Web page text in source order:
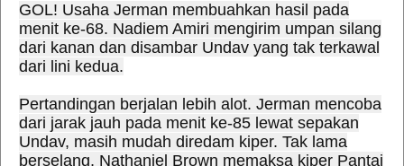
GOL! Usaha Jerman membuahkan hasil pada
menit ke-68. Nadiem Amiri mengirim umpan silang
dari kanan dan disambar Undav yang tak terkawal
dari lini kedua.
Pertandingan berjalan lebih alot. Jerman mencoba
dari jarak jauh pada menit ke-85 lewat sepakan
Undav, masih mudah diredam kiper. Tak lama
berselang, Nathaniel Brown memaksa kiper Pantai